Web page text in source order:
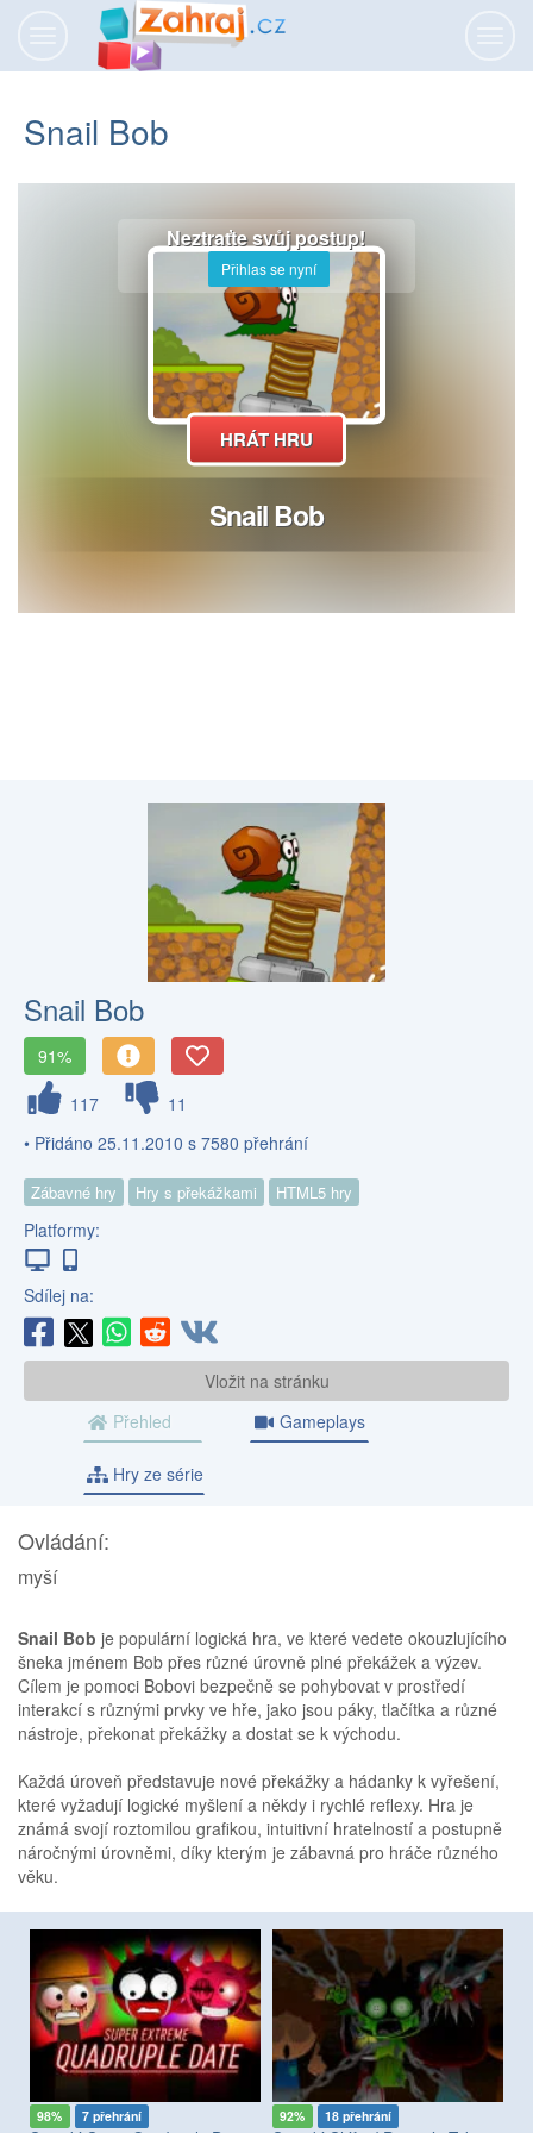
Snail Bob
Snail Bob
91%
117
11
• Přidáno 25.11.2010 s 7580 přehrání
Zábavné hry Hry s překážkami HTML5 hry
Platformy:
Sdílej na:
Vložit na stránku
Přehled
Gameplays
Hry ze série
Ovládání:
myší
Snail Bob je populární logická hra, ve které vedete okouzlujícího
šneka jménem Bob přes různé úrovně plné překážek a výzev.
Cílem je pomoci Bobovi bezpečně se pohybovat v prostředí
interakcí s různými prvky ve hře, jako jsou páky, tlačítka a různé
nástroje, překonat překážky a dostat se k východu.
Každá úroveň představuje nové překážky a hádanky k vyřešení,
které vyžadují logické myšlení a někdy i rychlé reflexy. Hra je
známá svojí roztomilou grafikou, intuitivní hratelností a postupně
náročnými úrovněmi, díky kterým je zábavná pro hráče různého
věku.
98% 7 přehrání 92% 18 přehrání